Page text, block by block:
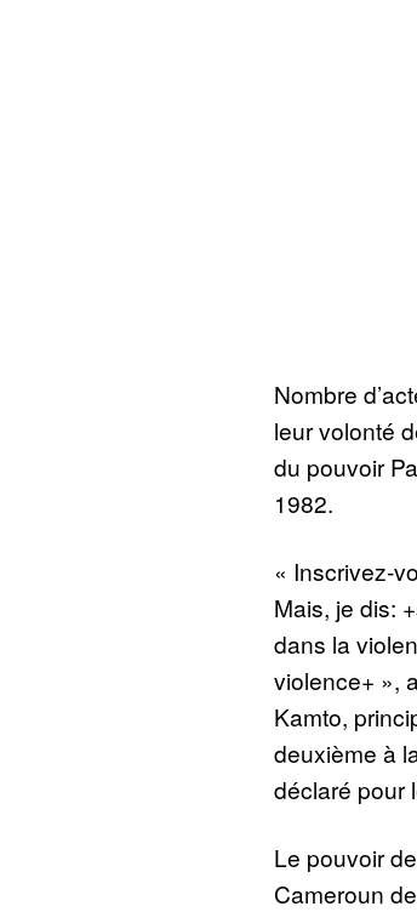
Nombre
leur volonté
du pouvoir
1982.
« Inscrivez-
Mais, je dis:
dans la
violence+ »,
Kamto,
deuxième à
déclaré pour
Le pouvoir
Cameroun